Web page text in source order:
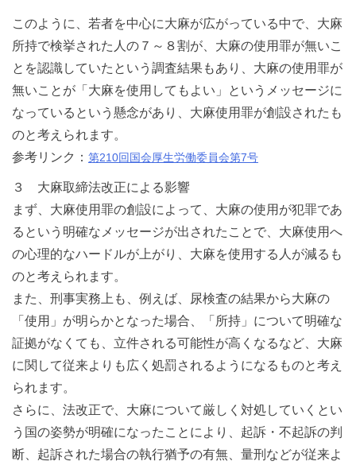
このように、若者を中心に大麻が広がっている中で、大麻
所持で検挙された人の７～８割が、大麻の使用罪が無いこ
とを認識していたという調査結果もあり、大麻の使用罪が
無いことが「大麻を使用してもよい」というメッセージに
なっているという懸念があり、大麻使用罪が創設されたも
のと考えられます。
参考リンク： 第210回国会厚生労働委員会第7号
３ 大麻取締法改正による影響
まず、大麻使用罪の創設によって、大麻の使用が犯罪であ
るという明確なメッセージが出されたことで、大麻使用へ
の心理的なハードルが上がり、大麻を使用する人が減るも
のと考えられます。
また、刑事実務上も、例えば、尿検査の結果から大麻の
「使用」が明らかとなった場合、「所持」について明確な
証拠がなくても、立件される可能性が高くなるなど、大麻
に関して従来よりも広く処罰されるようになるものと考え
られます。
さらに、法改正で、大麻について厳しく対処していくとい
う国の姿勢が明確になったことにより、起訴・不起訴の判
断、起訴された場合の執行猶予の有無、量刑などが従来よ